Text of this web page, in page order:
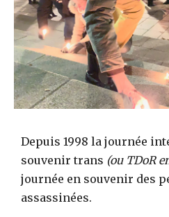
Depuis 1998 la journée
souvenir trans (ou TDoR
journée en souvenir des
assassinées.